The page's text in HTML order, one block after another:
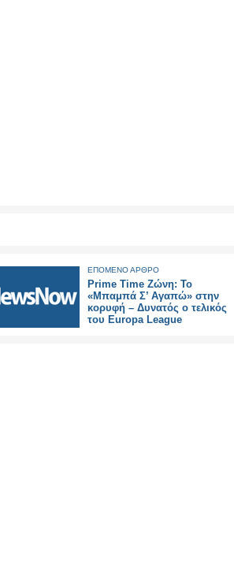
ΕΠΟΜΕΝΟ ΑΡΘΡΟ
Prime Time Ζώνη: Το
«Μπαμπά Σ’ Αγαπώ» στην
κορυφή – Δυνατός ο τελικός
του Europa League